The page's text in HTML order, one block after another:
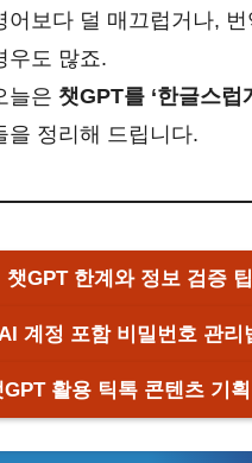
어보다 덜 매끄럽거나,
우도 많죠.
늘은 챗GPT를 ‘한글스럽
을 정리해 드립니다.
챗GPT 한계와 정보 검증
계정 포함 비밀번호 관
GPT 활용 틱톡 콘텐츠 기